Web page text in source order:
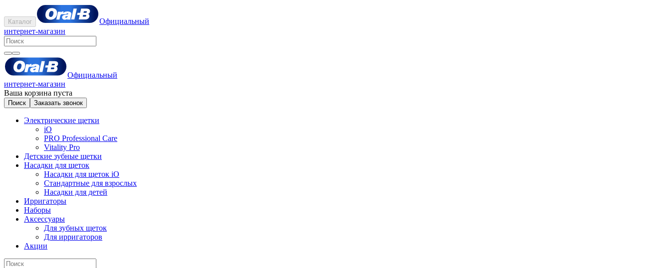
Каталог
Официальный
интернет-магазин
Официальный
интернет-магазин
Ваша корзина пуста
Поиск Заказать звонок
Электрические щетки
iO
PRO Professional Care
Vitality Pro
Детские зубные щетки
Насадки для щеток
Насадки для щеток iO
Стандартные для взрослых
Насадки для детей
Ирригаторы
Наборы
Аксессуары
Для зубных щеток
Для ирригаторов
Акции